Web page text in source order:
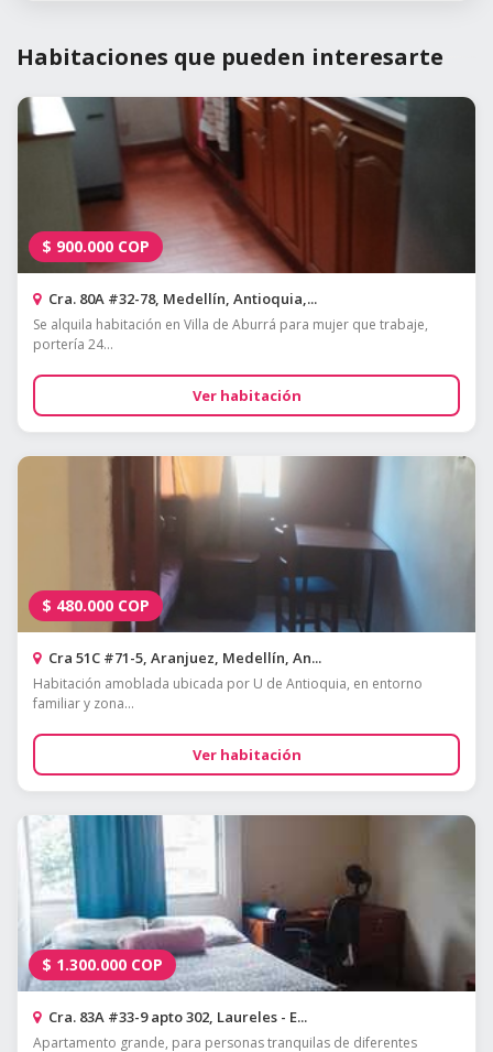
Habitaciones que pueden interesarte
$ 900.000 COP
Cra. 80A #32-78, Medellín, Antioquia,...
Se alquila habitación en Villa de Aburrá para mujer que trabaje,
portería 24...
Ver habitación
$ 480.000 COP
Cra 51C #71-5, Aranjuez, Medellín, An...
Habitación amoblada ubicada por U de Antioquia, en entorno
familiar y zona...
Ver habitación
$ 1.300.000 COP
Cra. 83A #33-9 apto 302, Laureles - E...
Apartamento grande, para personas tranquilas de diferentes